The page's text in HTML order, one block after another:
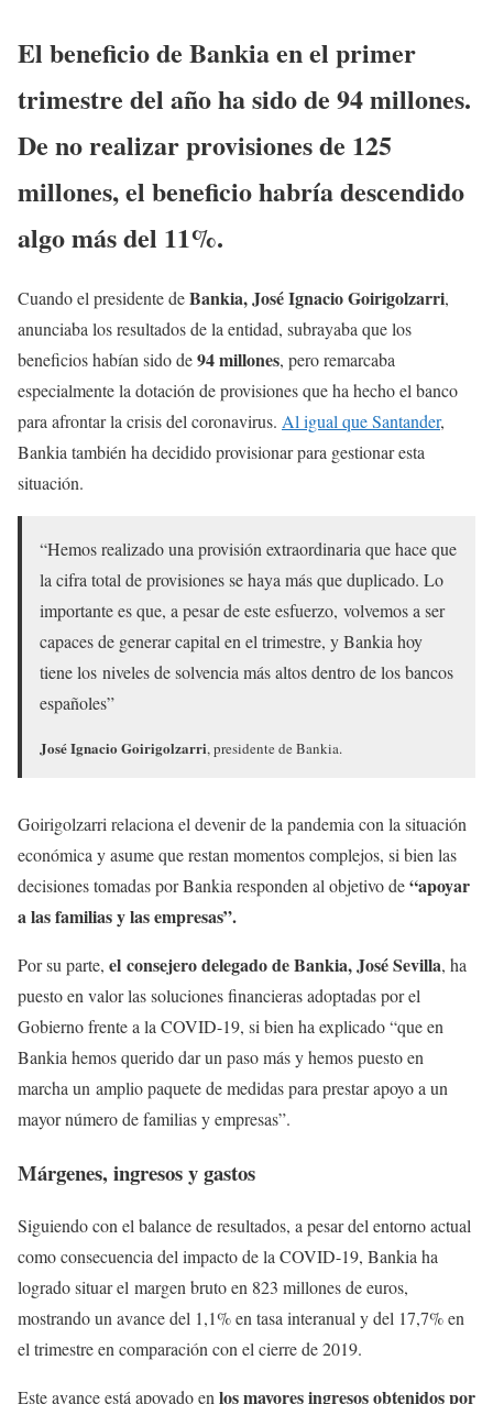
El beneficio de Bankia en el primer
trimestre del año ha sido de 94 millones.
De no realizar provisiones de 125
millones, el beneficio habría descendido
algo más del 11%.
Cuando el presidente deBankia, José Ignacio Goirigolzarri,
anunciaba los resultados de la entidad, subrayaba que los
beneficios habían sido de94 millones, pero remarcaba
especialmente la dotación de provisiones que ha hecho el banco
para afrontar la crisis del coronavirus. Al igual que Santander,
Bankia también ha decidido provisionar para gestionar esta
situación.
“Hemos realizado una provisión extraordinaria que hace que
la cifra total de provisiones se haya más que duplicado. Lo
importante es que, a pesar de este esfuerzo, volvemos a ser
capaces de generar capital en el trimestre, y Bankia hoy
tiene los niveles de solvencia más altos dentro de los bancos
españoles”
José Ignacio Goirigolzarri, presidente de Bankia.
Goirigolzarri relaciona el devenir de la pandemia con la situación
económica y asume que restan momentos complejos, si bien las
decisiones tomadas por Bankia responden al objetivo de“apoyar
a las familias y las empresas”.
Por su parte, el consejero delegado de Bankia, José Sevilla, ha
puesto en valor las soluciones financieras adoptadas por el
Gobierno frente a la COVID-19, si bien ha explicado “que en
Bankia hemos querido dar un paso más y hemos puesto en
marcha un amplio paquete de medidas para prestar apoyo a un
mayor número de familias y empresas”.
Márgenes, ingresos y gastos
Siguiendo con el balance de resultados, a pesar del entorno actual
como consecuencia del impacto de la COVID-19, Bankia ha
logrado situar el margen bruto en 823 millones de euros,
mostrando un avance del 1,1% en tasa interanual y del 17,7% en
el trimestre en comparación con el cierre de 2019.
Este avance está apoyado enlos mayores ingresos obtenidos por